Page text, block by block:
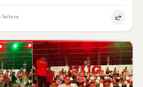
leitura